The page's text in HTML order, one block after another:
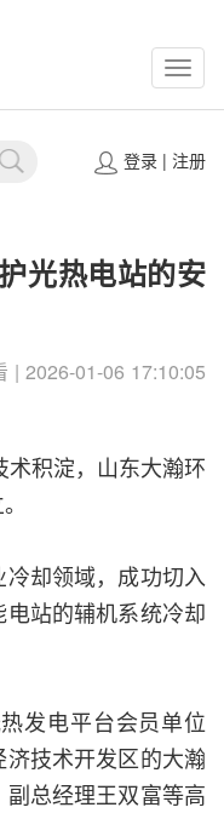
登录| 注册
光热电站的安
| 2026-01-06 17:10:05
积淀，山东大瀚环
却领域，成功切入
站的辅机系统冷却
发电平台会员单位
技术开发区的大瀚
总经理王双富等高